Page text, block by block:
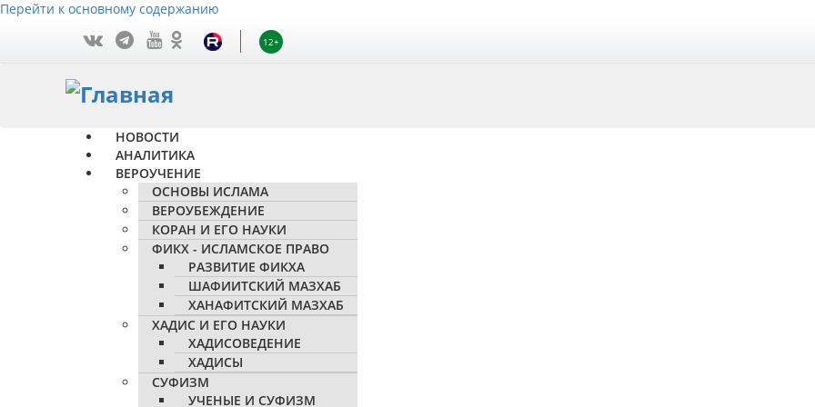
Перейти к основному содержанию
12+
НОВОСТИ
АНАЛИТИКА
ВЕРОУЧЕНИЕ
ОСНОВЫ ИСЛАМА
ВЕРОУБЕЖДЕНИЕ
КОРАН И ЕГО НАУКИ
ФИКХ - ИСЛАМСКОЕ ПРАВО
РАЗВИТИЕ ФИКХА
ШАФИИТСКИЙ МАЗХАБ
ХАНАФИТСКИЙ МАЗХАБ
ХАДИС И ЕГО НАУКИ
ХАДИСОВЕДЕНИЕ
ХАДИСЫ
СУФИЗМ
УЧЕНЫЕ И СУФИЗМ